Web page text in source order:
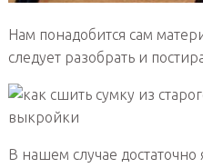
Нам понадобится сам
следует разобрать и
В нашем случае достаточно